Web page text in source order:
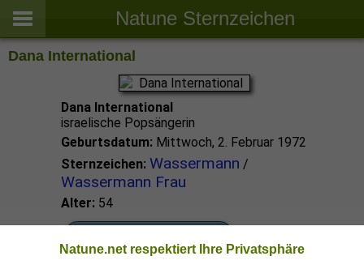
Natune Sternzeichen
Dana International
Dana International
israelische Popsängerin
Geburtsdatum: Mittwoch, 2. Februar 1972
Sternzeichen: Wassermann /
Wassermann Frau
Alter: 54
Natune.net respektiert Ihre Privatsphäre